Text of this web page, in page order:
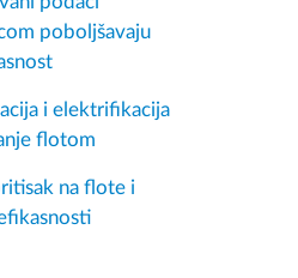
poboljšavaju
i elektrifikacija
flotom
na flote i